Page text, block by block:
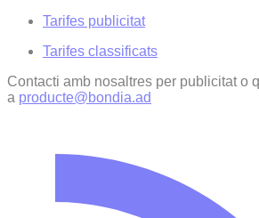
Tarifes publicitat
Tarifes classificats
Contacti amb nosaltres per publicitat o
a producte@bondia.ad